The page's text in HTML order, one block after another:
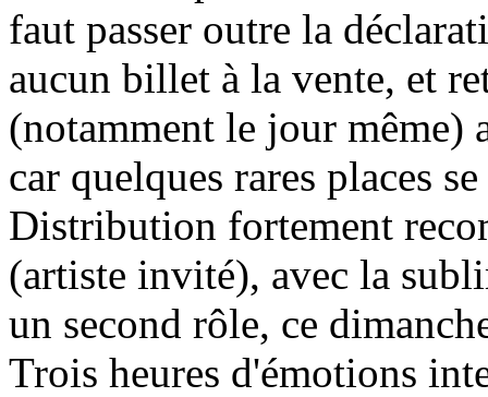
faut passer outre la
aucun billet à la vente, et
(notamment le jour même)
car quelques rares places
Distribution fortement
(artiste invité), avec la
un second rôle, ce
Trois heures d'émotions